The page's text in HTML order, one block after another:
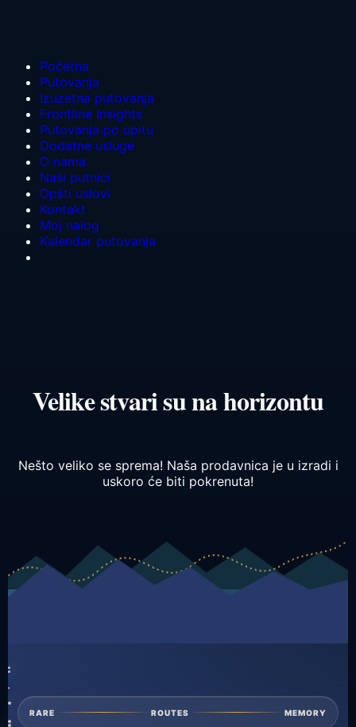
Početna
Putovanja
Izuzetna putovanja
Frontline Insights
Putovanja po upitu
Dodatne usluge
O nama
Naši putnici
Opšti uslovi
Kontakt
Moj nalog
Kalendar putovanja
Velike stvari su na horizontu
Nešto veliko se sprema! Naša prodavnica je u izradi i
uskoro će biti pokrenuta!
RARE ROUTES MEMORY